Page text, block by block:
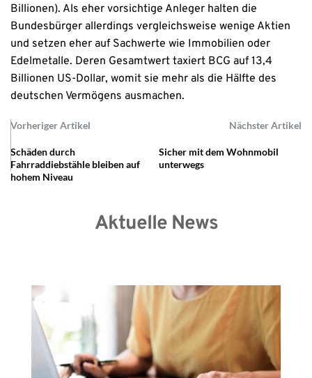
Billionen). Als eher vorsichtige Anleger halten die
Bundesbürger allerdings vergleichsweise wenige Aktien
und setzen eher auf Sachwerte wie Immobilien oder
Edelmetalle. Deren Gesamtwert taxiert BCG auf 13,4
Billionen US-Dollar, womit sie mehr als die Hälfte des
deutschen Vermögens ausmachen.
Vorheriger Artikel Nächster Artikel
Schäden durch
Fahrraddiebstähle bleiben auf
hohem Niveau
Sicher mit dem Wohnmobil
unterwegs
Aktuelle News